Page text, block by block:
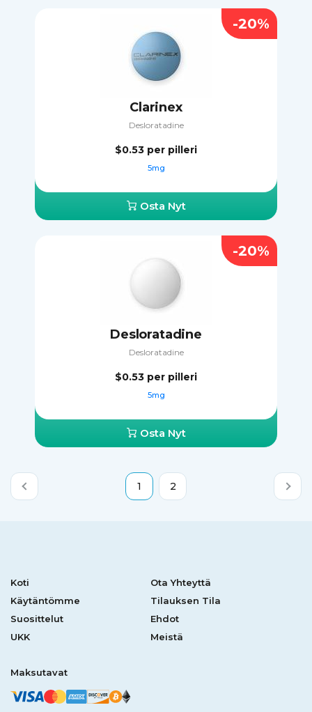
Clarinex
Desloratadine
$0.53 per pilleri
5mg
Osta Nyt
-20%
Desloratadine
Desloratadine
$0.53 per pilleri
5mg
Osta Nyt
-20%
1 2
Koti
Ota Yhteyttä
Käytäntömme
Tilauksen Tila
Suosittelut
Ehdot
UKK
Meistä
Maksutavat